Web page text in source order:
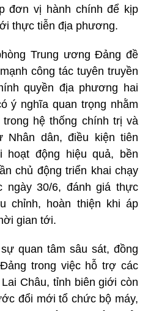
đơn vị hành chính để kịp
thực tiễn địa phương.
Trung ương Đảng đề
công tác tuyên truyền
quyền địa phương hai
ý nghĩa quan trọng nhằm
hệ thống chính trị và
dân, điều kiện tiên
hoạt động hiệu quả, bền
chủ động triển khai chạy
30/6, đánh giá thực
chỉnh, hoàn thiện khi áp
gian tới.
quan tâm sâu sát, đồng
trong việc hỗ trợ các
Châu, tỉnh biên giới còn
đổi mới tổ chức bộ máy,